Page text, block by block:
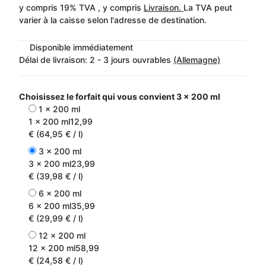
y compris 19% TVA , y compris Livraison. La TVA peut
varier à la caisse selon l'adresse de destination.
Disponible immédiatement
Délai de livraison: 2 - 3 jours ouvrables (Allemagne)
Choisissez le forfait qui vous convient3 x 200 ml
1 x 200 ml
1 x 200 ml12,99
€ (64,95 € / l)
3 x 200 ml
3 x 200 ml23,99
€ (39,98 € / l)
6 x 200 ml
6 x 200 ml35,99
€ (29,99 € / l)
12 x 200 ml
12 x 200 ml58,99
€ (24,58 € / l)